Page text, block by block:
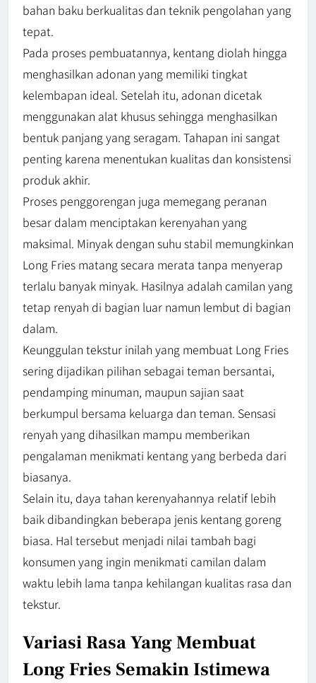
bahan baku berkualitas dan teknik pengolahan yang
tepat.
Pada proses pembuatannya, kentang diolah hingga
menghasilkan adonan yang memiliki tingkat
kelembapan ideal. Setelah itu, adonan dicetak
menggunakan alat khusus sehingga menghasilkan
bentuk panjang yang seragam. Tahapan ini sangat
penting karena menentukan kualitas dan konsistensi
produk akhir.
Proses penggorengan juga memegang peranan
besar dalam menciptakan kerenyahan yang
maksimal. Minyak dengan suhu stabil memungkinkan
Long Fries matang secara merata tanpa menyerap
terlalu banyak minyak. Hasilnya adalah camilan yang
tetap renyah di bagian luar namun lembut di bagian
dalam.
Keunggulan tekstur inilah yang membuat Long Fries
sering dijadikan pilihan sebagai teman bersantai,
pendamping minuman, maupun sajian saat
berkumpul bersama keluarga dan teman. Sensasi
renyah yang dihasilkan mampu memberikan
pengalaman menikmati kentang yang berbeda dari
biasanya.
Selain itu, daya tahan kerenyahannya relatif lebih
baik dibandingkan beberapa jenis kentang goreng
biasa. Hal tersebut menjadi nilai tambah bagi
konsumen yang ingin menikmati camilan dalam
waktu lebih lama tanpa kehilangan kualitas rasa dan
tekstur.
Variasi Rasa Yang Membuat
Long Fries Semakin Istimewa